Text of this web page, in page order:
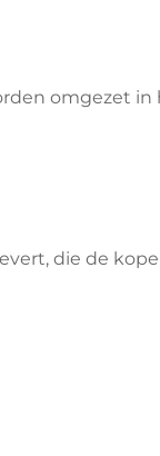
omgezet
die de